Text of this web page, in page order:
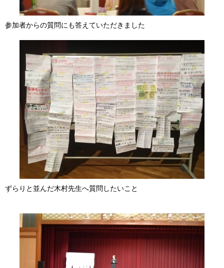
参加者からの質問にも答えていただきました
ずらりと並んだ木村先生へ質問したいこと